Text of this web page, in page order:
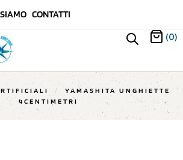
CONTATTI
(0)
/
YAMASHITA UNGHIETTE
4CENTIMETRI